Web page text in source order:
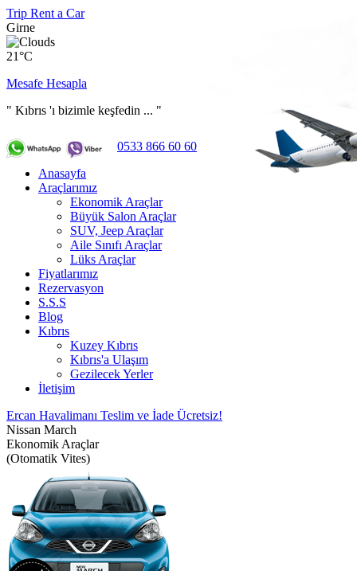
Trip Rent a Car
Girne
21°C
Mesafe Hesapla
" Kıbrıs 'ı bizimle keşfedin ... "
0533 866 60 60
Anasayfa
Araçlarımız
Ekonomik Araçlar
Büyük Salon Araçlar
SUV, Jeep Araçlar
Aile Sınıfı Araçlar
Lüks Araçlar
Fiyatlarımız
Rezervasyon
S.S.S
Blog
Kıbrıs
Kuzey Kıbrıs
Kıbrıs'a Ulaşım
Gezilecek Yerler
İletişim
Ercan Havalimanı Teslim ve İade Ücretsiz!
Nissan March
Ekonomik Araçlar
(Otomatik Vites)